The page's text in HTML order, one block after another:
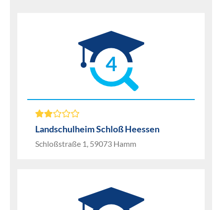
4
Landschulheim Schloß Heessen
Schloßstraße 1, 59073 Hamm